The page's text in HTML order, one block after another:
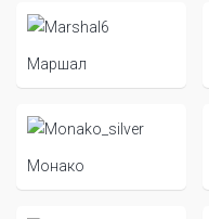
Маршал
Монако